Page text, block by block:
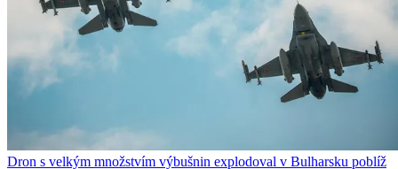
Dron s velkým množstvím výbušnin explodoval v Bulharsku poblíž